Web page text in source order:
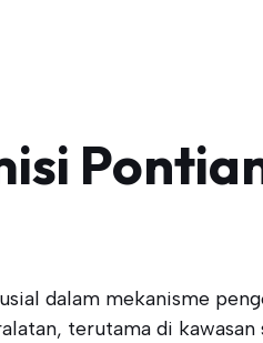
dalam mekanisme
terutama di kawasan